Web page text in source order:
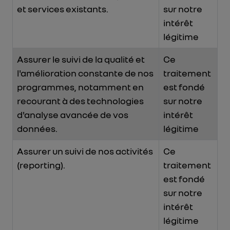
et services existants.
sur notre
intérêt
légitime
Assurer le suivi de la qualité et
l'amélioration constante de nos
programmes, notamment en
recourant à des technologies
d'analyse avancée de vos
données.
Ce
traitement
est fondé
sur notre
intérêt
légitime
Assurer un suivi de nos activités
(reporting).
Ce
traitement
est fondé
sur notre
intérêt
légitime